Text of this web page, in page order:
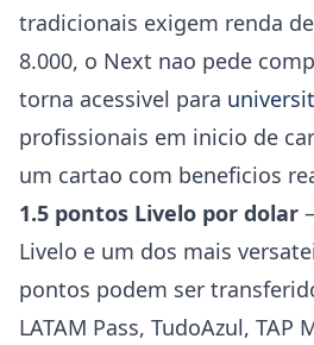
tradicionais exigem renda de
8.000, o Next nao pede
torna acessivel para
profissionais em inicio de
um cartao com beneficios
1.5 pontos Livelo por dolar
Livelo e um dos mais
pontos podem ser
LATAM Pass, TudoAzul, TAP